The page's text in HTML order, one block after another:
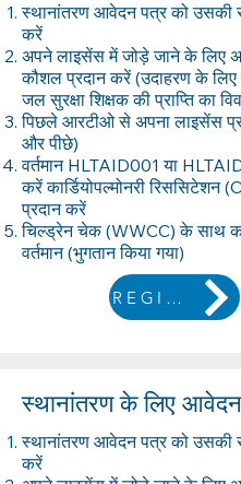
स्थानांतरण आवेदन पत्र को उसकी
करें
अपने लाइसेंस में जोड़े जाने के लिए
कौशल प्रदान करें (उदाहरण के
जल सुरक्षा शिक्षक की प्राप्ति का
पिछले आरटीओ से अपना लाइसेंस
और पीछे)
वर्तमान HLTAID001 या
करें कार्डियोपल्मोनरी रिससिटेशन
प्रदान करें
चिल्ड्रेन चेक (WWCC) के साथ
वर्तमान (भुगतान किया गया)
REGISTER
स्थानांतरण के लिए
स्थानांतरण आवेदन पत्र को उसकी
करें